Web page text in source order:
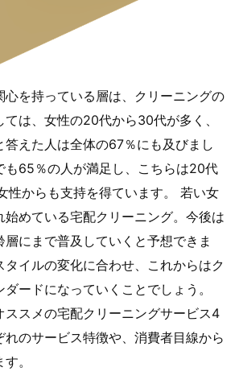
心を持っている層は、クリーニングの
は、女性の20代から30代が多く、
答えた人は全体の67％にも及びまし
も65％の人が満足し、こちらは20代
性からも支持を得ています。 若い女
始めている宅配クリーニング。今後は
にまで普及していくと予想できま
イルの変化に合わせ、これからはク
ードになっていくことでしょう。
ススメの宅配クリーニングサービス4
のサービス特徴や、消費者目線から
。